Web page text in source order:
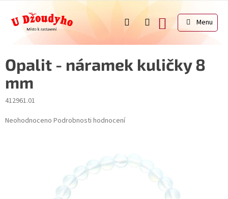
obsah
NÁKUPNÍ
KOŠÍK
Opalit - náramek kuličky 8
mm
412961.01
Průměrné
Neohodnoceno Podrobnosti hodnocení